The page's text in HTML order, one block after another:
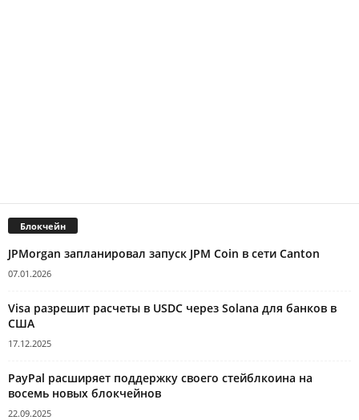
Блокчейн
JPMorgan запланировал запуск JPM Coin в сети Canton
07.01.2026
Visa разрешит расчеты в USDC через Solana для банков в
США
17.12.2025
PayPal расширяет поддержку своего стейблкоина на
восемь новых блокчейнов
22.09.2025